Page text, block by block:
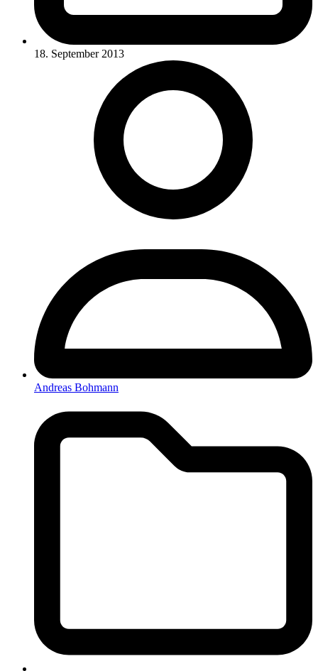
18. September 2013
Andreas Bohmann